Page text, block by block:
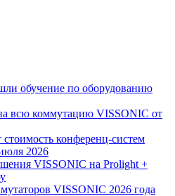
обучение по оборудованию
всю коммутацию VISSONIC от
конференц-систем
2026
VISSONIC на Prolight +
VISSONIC 2026 года